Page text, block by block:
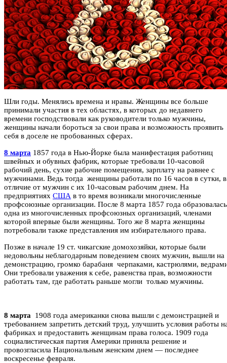
Шли годы. Менялись времена и нравы. Женщины все больше
принимали участия в тех областях, в которых до недавнего
времени господствовали как руководители только мужчины,
женщины начали бороться за свои права и возможность проявить
себя в доселе не пробованных сферах.
8 марта 1857 года в Нью-Йорке была манифестация работниц
швейных и обувных фабрик, которые требовали 10-часовой
рабочий день, сухие рабочие помещения, зарплату на равнее с
мужчинами. Ведь тогда женщины работали по 16 часов в сутки, в
отличие от мужчин с их 10-часовым рабочим днем. На
предприятиях США в то время возникали многочисленные
профсоюзные организации. После 8 марта 1857 года образовалась
одна из многочисленных профсоюзных организаций, членами
которой впервые были женщины. Того же 8 марта женщины
потребовали также представления им избирательного права.
Позже в начале 19 ст. чикагские домохозяйки, которые были
недовольны неблагодарным поведением своих мужчин, вышли на
демонстрацию, громко барабаня черпаками, кастрюлями,
Они требовали уважения к себе, равенства прав, возможности
работать там, где работать раньше могли только мужчины.
8 марта
1908 года американки снова вышли с демонстрацией и
требованием запретить детский труд, улучшить условия работы
фабриках и предоставить женщинам права голоса. 1909 года
социалистическая партия Америки приняла решение и
провозгласила Национальным женским днем — последнее
воскресенье февраля.